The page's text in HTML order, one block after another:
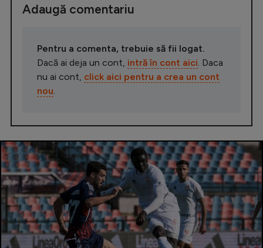
Adaugă comentariu
Pentru a comenta, trebuie să fii logat.
Dacă ai deja un cont, intră în cont aici . Daca
nu ai cont, click aici pentru a crea un cont
nou